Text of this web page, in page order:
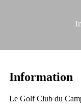
Information
Le Golf Club du